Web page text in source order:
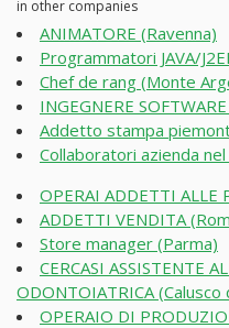
in other companies
ANIMATORE (Ravenna)
Programmatori JAVA/
Chef de rang (Monte
INGEGNERE
Addetto stampa
Collaboratori azienda
OPERAI ADDETTI ALLE
ADDETTI VENDITA
Store manager (Parma)
CERCASI ASSISTENTE
ODONTOIATRICA (Calusco
OPERAIO DI